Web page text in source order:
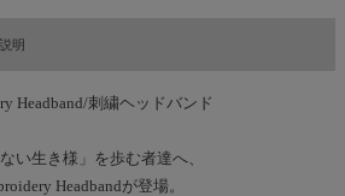
明
Headband/刺繍ヘッドバンド
い生き様」を歩む者達へ、
Headbandが登場。